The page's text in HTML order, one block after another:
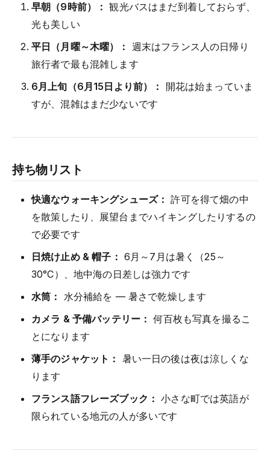
早朝（9時前）： 観光バスはまだ到着しておらず、
光も美しい
平日（月曜～木曜）： 週末はフランス人の日帰り
旅行者で最も混雑します
6月上旬（6月15日より前）：
開花は始まっていま
すが、混雑はまだ少ないです
持ち物リスト
快適なウォーキングシューズ： 許可を得て畑の中
を散策したり、展望台までハイキングしたりするの
で必要です
日焼け止め & 帽子： 6月～7月は暑く（25～
30°C）、地中海の日差しは強力です
水筒： 水分補給を — 暑さで乾燥します
カメラ & 予備バッテリー： 何百枚も写真を撮るこ
とになります
薄手のジャケット： 暑い一日の後は夜は涼しくな
ります
フランス語フレーズブック： 小さな町では英語が
限られている地元の人が多いです